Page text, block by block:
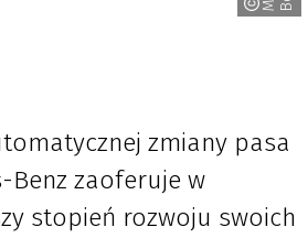
zmiany pasa
Benz zaoferuje w
stopień rozwoju swoich